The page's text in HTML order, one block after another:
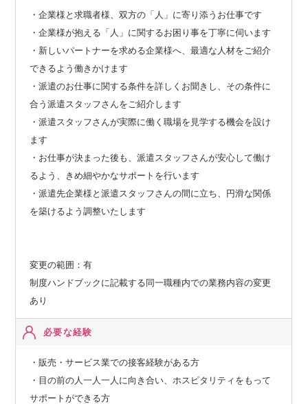
・企業様と求職者様、双方の「人」に寄り添うお仕事です
・企業様が抱える「人」に関するお困り事を丁寧に伺います
・新しいパートナーを求める企業様へ、最適な人材をご紹介
できるよう働きかけます
・派遣のお仕事に関する条件を詳しくお聞きし、その条件に
合う派遣スタッフさんをご紹介します
・派遣スタッフさんが実際に働く職場を見学する機会を設け
ます
・お仕事が決まった後も、派遣スタッフさんが安心して働け
るよう、きめ細やかなサポートを行います
・派遣先企業様と派遣スタッフさんの間に立ち、円滑な関係
を築けるよう調整いたします
変更の範囲：有
制度ハンドブックに記載する同一職種内での業務内容の変更
あり
必要な経験
・販売・サービス業での接客経験がある方
・目の前の人一人一人に向き合い、ホスピタリティをもって
サポートができる方